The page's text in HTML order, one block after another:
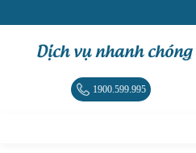
Dịch vụ nhanh
1900.599.995